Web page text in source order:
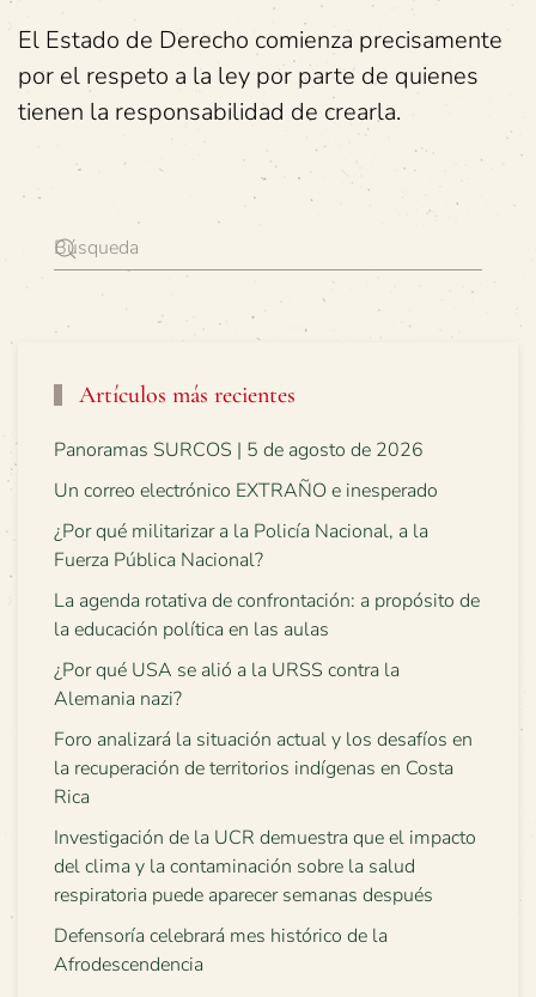
El Estado de Derecho comienza precisamente
por el respeto a la ley por parte de quienes
tienen la responsabilidad de crearla.
Artículos más recientes
Panoramas SURCOS | 5 de agosto de 2026
Un correo electrónico EXTRAÑO e inesperado
¿Por qué militarizar a la Policía Nacional, a la
Fuerza Pública Nacional?
La agenda rotativa de confrontación: a propósito de
la educación política en las aulas
¿Por qué USA se alió a la URSS contra la
Alemania nazi?
Foro analizará la situación actual y los desafíos en
la recuperación de territorios indígenas en Costa
Rica
Investigación de la UCR demuestra que el impacto
del clima y la contaminación sobre la salud
respiratoria puede aparecer semanas después
Defensoría celebrará mes histórico de la
Afrodescendencia